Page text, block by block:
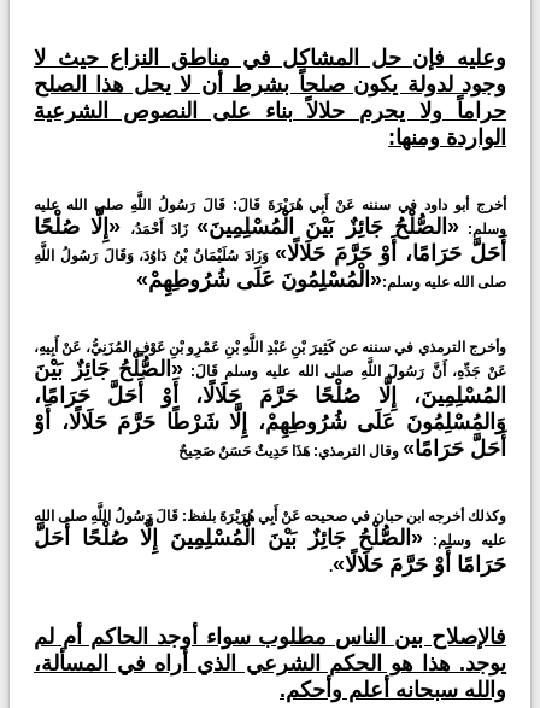
وعليه فإن حل المشاكل في مناطق النزاع حيث لا
وجود لدولة يكون صلحاً بشرط أن لا يحل هذا الصلح
حراماً ولا يحرم حلالاً بناء على النصوص الشرعية
الواردة ومنها:
أخرج أبو داود في سننه عَنْ أَبِي هُرَيْرَةَ قَالَ: قَالَ رَسُولُ اللَّهِ صلى الله عليه
وسلم:«الصُّلْحُ جَائِزٌ بَيْنَ الْمُسْلِمِينَ» زَادَ أَحْمَدُ، «إِلَّا صُلْحًا
أَحَلَّ حَرَامًا، أَوْ حَرَّمَ حَلَالًا» وَزَادَ سُلَيْمَانُ بْنُ دَاوُدَ، وَقَالَ رَسُولُ اللَّهِ
صلى الله عليه وسلم:«الْمُسْلِمُونَ عَلَى شُرُوطِهِمْ»
وأخرج الترمذي في سننه عن كَثِيرَ بْنِ عَبْدِ اللَّهِ بْنِ عَمْرِو بْنِ عَوْفٍ المُزَنِيُّ، عَنْ أَبِيهِ،
عَنْ جَدِّهِ، أَنَّ رَسُولَ اللَّهِ صلى الله عليه وسلم قَالَ: «الصُّلْحُ جَائِزٌ بَيْنَ
المُسْلِمِينَ، إِلَّا صُلْحًا حَرَّمَ حَلَالًا، أَوْ أَحَلَّ حَرَامًا،
وَالمُسْلِمُونَ عَلَى شُرُوطِهِمْ، إِلَّا شَرْطًا حَرَّمَ حَلَالًا، أَوْ
أَحَلَّ حَرَامًا» وقال الترمذي: هَذَا حَدِيثٌ حَسَنٌ صَحِيحٌ
وكذلك أخرجه ابن حبان في صحيحه عَنْ أَبِي هُرَيْرَةَ بلفظ: قَالَ رَسُولُ اللَّهِ صلى الله
عليه وسلم: «الصُّلْحُ جَائِزٌ بَيْنَ الْمُسْلِمِينَ إِلَّا صُلْحًا أَحَلَّ
حَرَامًا أَوْ حَرَّمَ حَلَالًا».
فالإصلاح بين الناس مطلوب سواء أوجد الحاكم أم لم
يوجد. هذا هو الحكم الشرعي الذي أراه في المسألة،
والله سبحانه أعلم وأحكم.